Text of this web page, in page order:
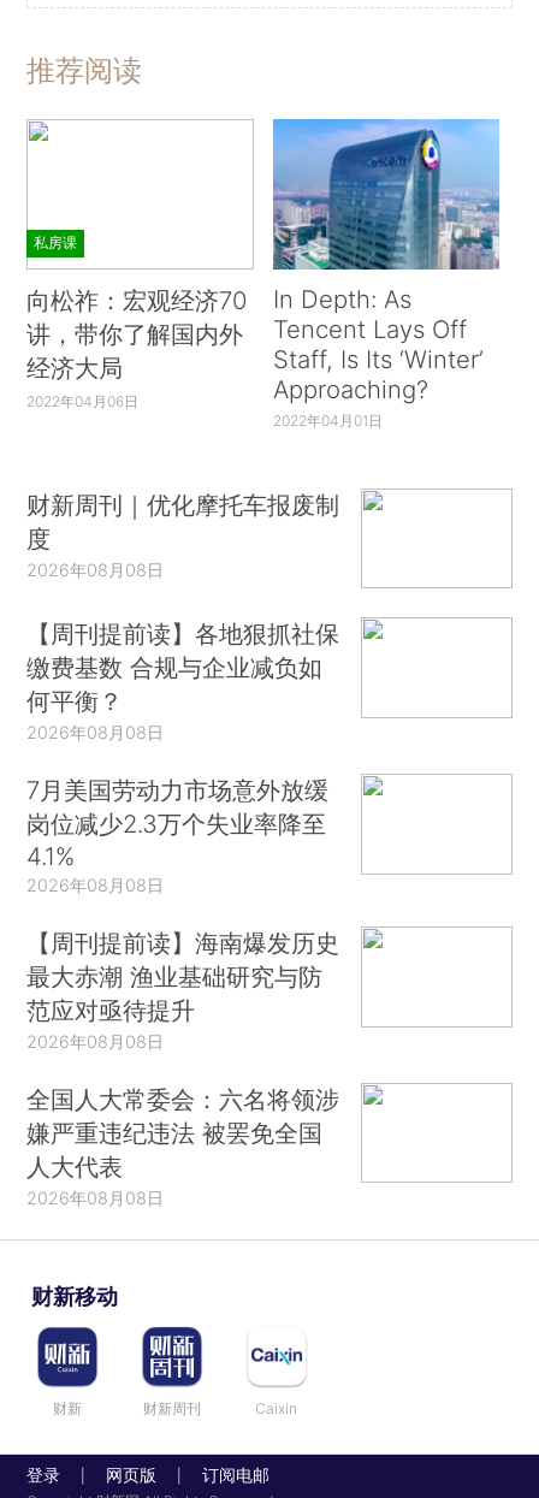
推荐阅读
私房课
向松祚：宏观经济70
讲，带你了解国内外
经济大局
2022年04月06日
In Depth: As
Tencent Lays Off
Staff, Is Its ‘Winter’
Approaching?
2022年04月01日
财新周刊｜优化摩托车报废制
度
2026年08月08日
【周刊提前读】各地狠抓社保
缴费基数 合规与企业减负如
何平衡？
2026年08月08日
7月美国劳动力市场意外放缓
岗位减少2.3万个失业率降至
4.1%
2026年08月08日
【周刊提前读】海南爆发历史
最大赤潮 渔业基础研究与防
范应对亟待提升
2026年08月08日
全国人大常委会：六名将领涉
嫌严重违纪违法 被罢免全国
人大代表
2026年08月08日
财新移动
财新 财新周刊 Caixin
登录 网页版 订阅电邮